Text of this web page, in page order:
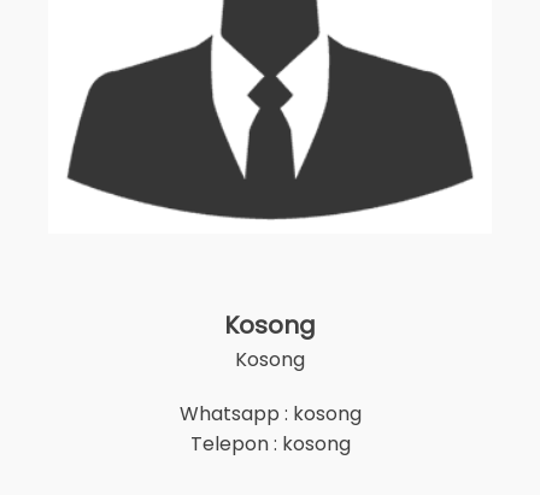
Kosong
Kosong
Whatsapp : kosong
Telepon : kosong